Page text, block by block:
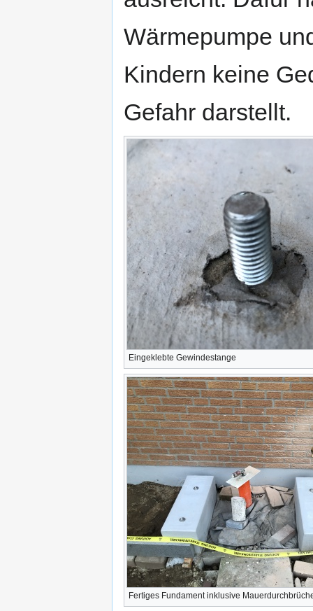
Wärmepumpe
Kindern keine
Gefahr darstellt.
Eingeklebte Gewindestange
Fertiges Fundament inklusive